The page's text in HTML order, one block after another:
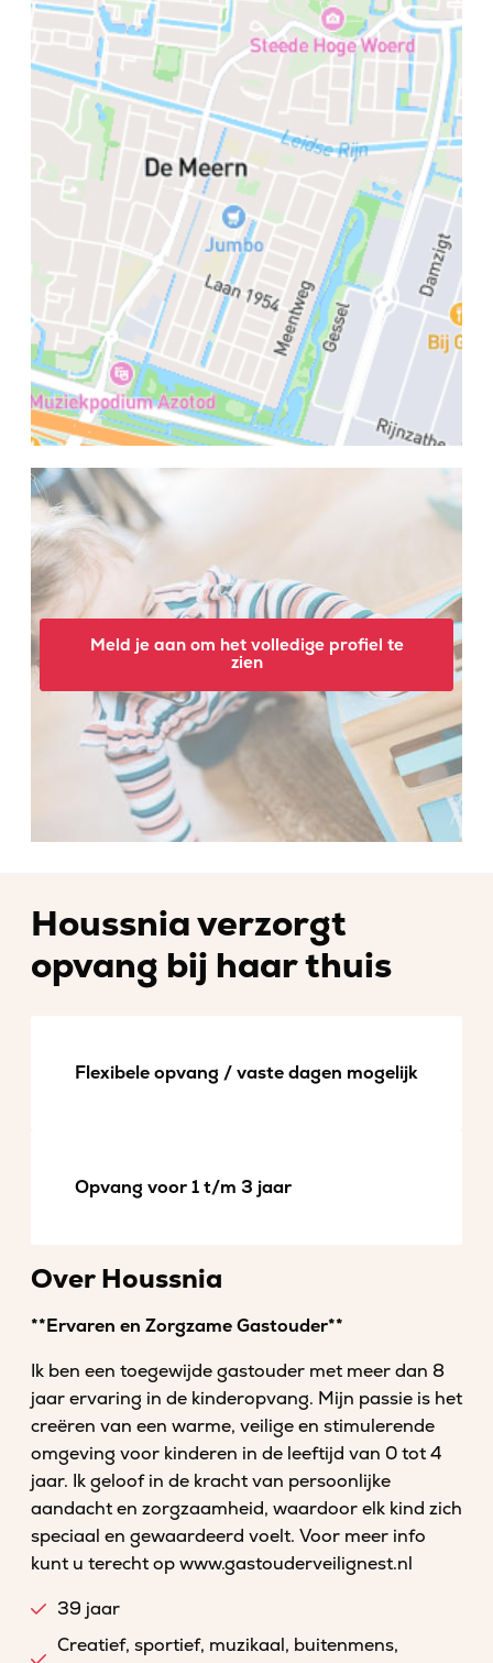
Meld je aan om het volledige profiel te
zien
Houssnia verzorgt
opvang bij haar thuis
Flexibele opvang / vaste dagen mogelijk
Opvang voor 1 t/m 3 jaar
Over Houssnia
**Ervaren en Zorgzame Gastouder**
Ik ben een toegewijde gastouder met meer dan 8
jaar ervaring in de kinderopvang. Mijn passie is het
creëren van een warme, veilige en stimulerende
omgeving voor kinderen in de leeftijd van 0 tot 4
jaar. Ik geloof in de kracht van persoonlijke
aandacht en zorgzaamheid, waardoor elk kind zich
speciaal en gewaardeerd voelt. Voor meer info
kunt u terecht op www.gastouderveilignest.nl
39 jaar
Creatief, sportief, muzikaal, buitenmens,